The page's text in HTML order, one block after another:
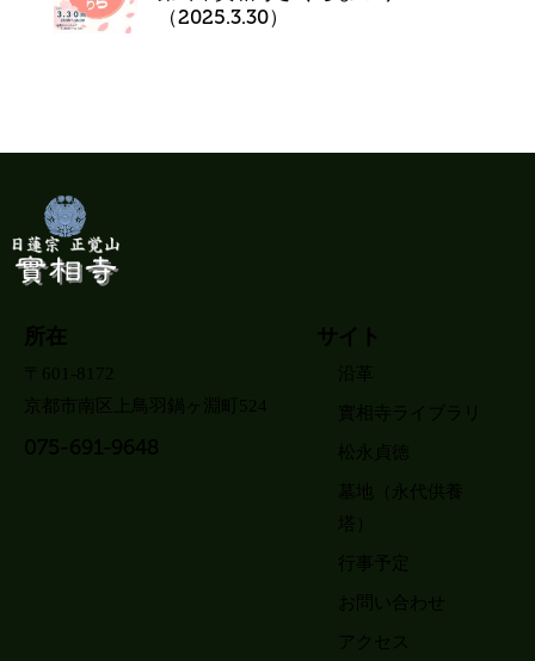
（2025.3.30）
所在
〒601-8172
京都市南区上鳥羽鍋ヶ淵町524
075-691-9648
サイト
沿革
實相寺ライブラリ
松永貞徳
墓地（永代供養
塔）
行事予定
お問い合わせ
アクセス